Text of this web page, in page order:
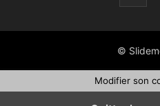
©
Modifier son